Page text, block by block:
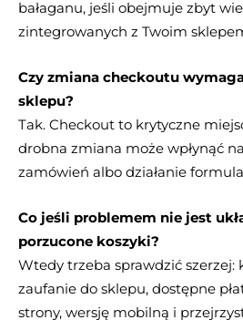
bałaganu, jeśli obejmuje zbyt
zintegrowanych z Twoim
Czy zmiana checkoutu
sklepu?
Tak. Checkout to krytyczne
drobna zmiana może wpłynąć
zamówień albo działanie
Co jeśli problemem nie jest
porzucone koszyki?
Wtedy trzeba sprawdzić szerzej:
zaufanie do sklepu, dostępne
strony, wersję mobilną i